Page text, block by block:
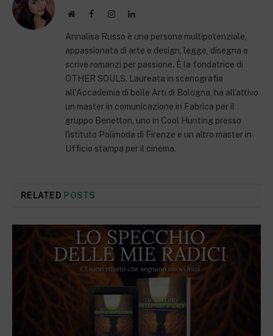
WebsiteFacebookInstagramLinkedIn
Annalisa Russo è una persona multipotenziale,
appassionata di arte e design, legge, disegna e
scrive romanzi per passione. È la fondatrice di
OTHER SOULS. Laureata in scenografia
all'Accademia di belle Arti di Bologna, ha all’attivo
un master in comunicazione in Fabrica per il
gruppo Benetton, uno in Cool Hunting presso
l'istituto Polimoda di Firenze e un altro master in
Ufficio stampa per il cinema.
RELATED POSTS